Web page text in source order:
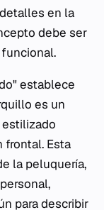
en la
debe ser
establece
es un
frontal. Esta
la peluquería,
para describir